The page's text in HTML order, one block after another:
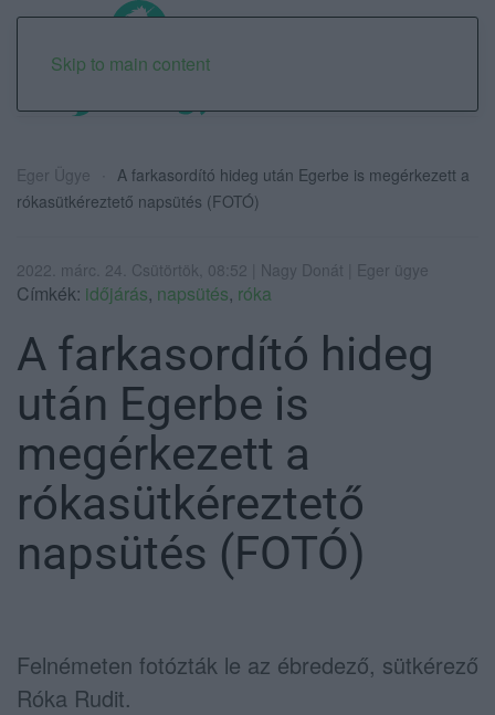
Skip to main content
Eger Ügye
A farkasordító hideg után Egerbe is megérkezett a
rókasütkéreztető napsütés (FOTÓ)
2022. márc. 24. Csütörtök, 08:52 | Nagy Donát | Eger ügye
Címkék: időjárás, napsütés, róka
A farkasordító hideg
után Egerbe is
megérkezett a
rókasütkéreztető
napsütés (FOTÓ)
Felnémeten fotózták le az ébredező, sütkérező
Róka Rudit.